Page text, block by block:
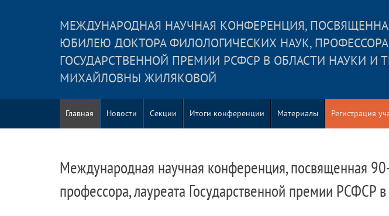
МЕЖДУНАРОДНАЯ НАУЧНАЯ КОНФЕРЕНЦИЯ,
ЮБИЛЕЮ ДОКТОРА ФИЛОЛОГИЧЕСКИХ НАУК,
ГОСУДАРСТВЕННОЙ ПРЕМИИ РСФСР В ОБЛАСТИ НАУКИ И
МИХАЙЛОВНЫ ЖИЛЯКОВОЙ
Главная Новости Секции Итоги конференции Материалы Регистрация
Международная научная конференция, посвященная
профессора, лауреата Государственной премии